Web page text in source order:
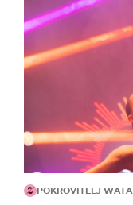
POKROVITELJ WATA